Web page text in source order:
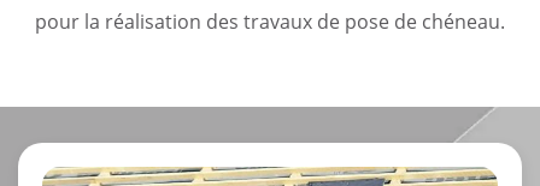
pour la réalisation des travaux de pose de chéneau.